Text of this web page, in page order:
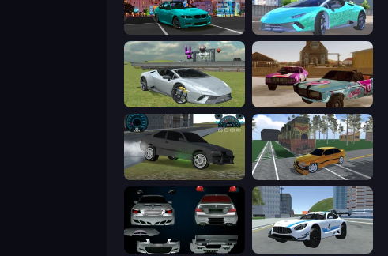
RealDrive Real City Driver
Sports Cars Driver Village Car Stunts
Drift Runner 3D Obby: Car Crash Sandbox
Decorate My BMW M5 Crazy Stunt Cars 2